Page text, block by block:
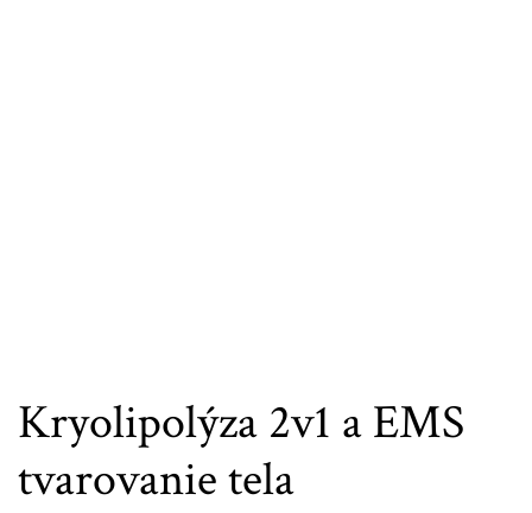
Kryolipolýza 2v1 a EMS
tvarovanie tela